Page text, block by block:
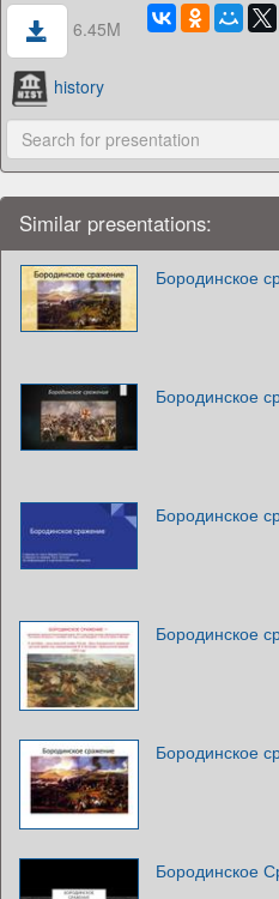
6.45M
history
Similar presentations:
Бородинское
Бородинское
Бородинское
Бородинское
Бородинское
Бородинское